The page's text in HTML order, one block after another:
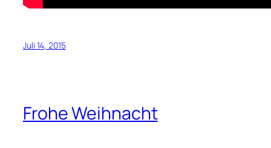
Juli 14, 2015
Frohe Weihnacht